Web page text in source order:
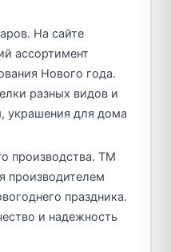
На сайте
ассортимент
Нового года.
разных видов и
украшения для дома
производства. ТМ
производителем
праздника.
и надежность